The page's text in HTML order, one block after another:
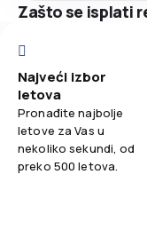
Zašto se isplati
Najveći izbor
letova
Pronađite najbolje
letove za Vas u
nekoliko sekundi, od
preko 500 letova.